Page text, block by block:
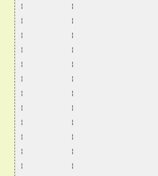
¦           ¦
¦           ¦
¦           ¦
¦           ¦
¦           ¦
¦           ¦
¦           ¦
¦           ¦
¦           ¦
¦           ¦
¦           ¦
¦           ¦